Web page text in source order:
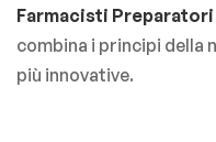
Farmacisti Preparatori
combina i principi della
più innovative.